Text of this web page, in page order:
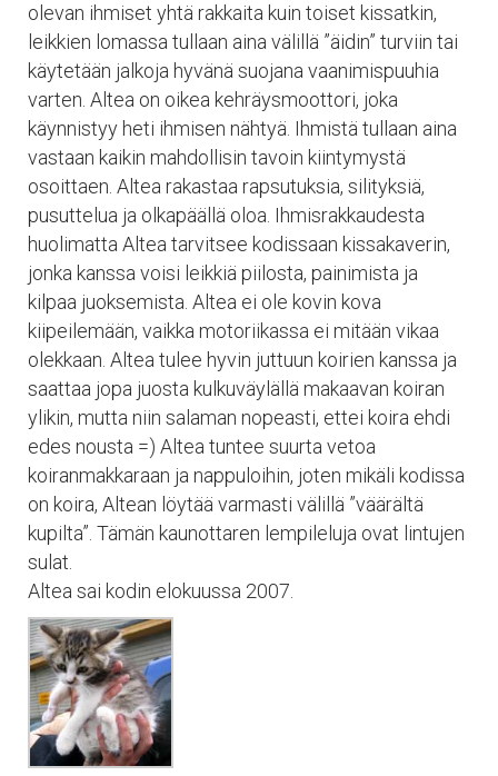
olevan ihmiset yhtä rakkaita kuin toiset kissatkin,
leikkien lomassa tullaan aina välillä ”äidin” turviin tai
käytetään jalkoja hyvänä suojana vaanimispuuhia
varten. Altea on oikea kehräysmoottori, joka
käynnistyy heti ihmisen nähtyä. Ihmistä tullaan aina
vastaan kaikin mahdollisin tavoin kiintymystä
osoittaen. Altea rakastaa rapsutuksia, silityksiä,
pusuttelua ja olkapäällä oloa. Ihmisrakkaudesta
huolimatta Altea tarvitsee kodissaan kissakaverin,
jonka kanssa voisi leikkiä piilosta, painimista ja
kilpaa juoksemista. Altea ei ole kovin kova
kiipeilemään, vaikka motoriikassa ei mitään vikaa
olekkaan. Altea tulee hyvin juttuun koirien kanssa ja
saattaa jopa juosta kulkuväylällä makaavan koiran
ylikin, mutta niin salaman nopeasti, ettei koira ehdi
edes nousta =) Altea tuntee suurta vetoa
koiranmakkaraan ja nappuloihin, joten mikäli kodissa
on koira, Altean löytää varmasti välillä ”väärältä
kupilta”. Tämän kaunottaren lempileluja ovat lintujen
sulat.
Altea sai kodin elokuussa 2007.